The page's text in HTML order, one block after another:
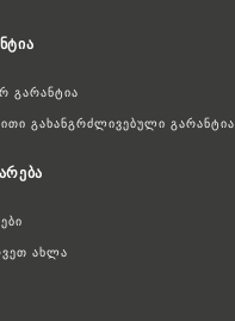
გარანტია
გახანგრძლივებული გარანტია
ახლა